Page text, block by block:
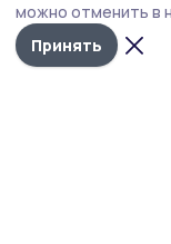
можно отменить в
Принять